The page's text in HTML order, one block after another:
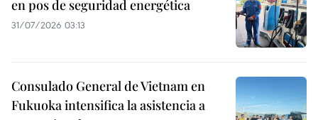
en pos de seguridad energética
31/07/2026 03:13
Consulado General de Vietnam en
Fukuoka intensifica la asistencia a